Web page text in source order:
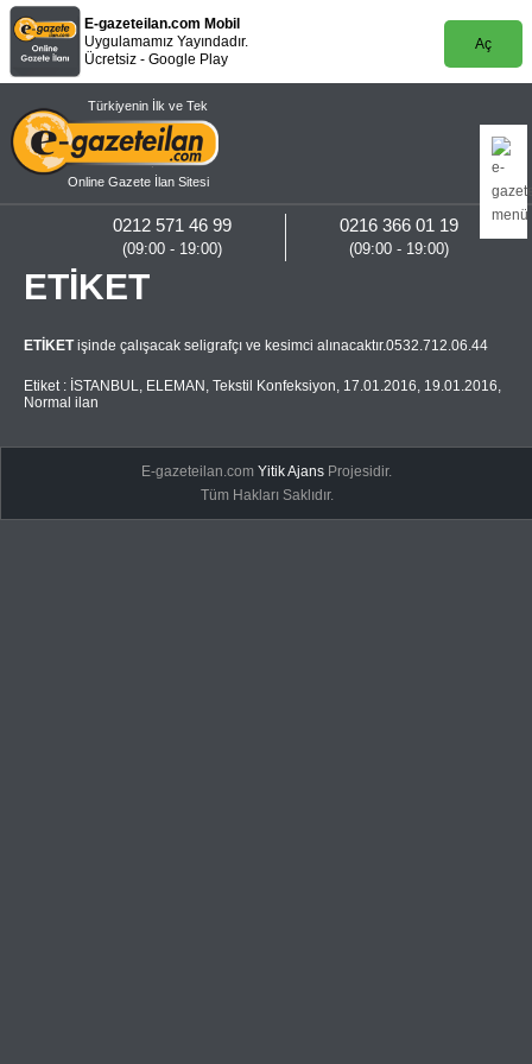
E-gazeteilan.com Mobil
Uygulamamız Yayındadır.
Ücretsiz - Google Play
Aç
Türkiyenin İlk ve Tek
Online Gazete İlan Sitesi
0216 366 01 19
(09:00 - 19:00)
0212 571 46 99
(09:00 - 19:00)
ETİKET
ETİKETişinde çalışacak seligrafçı ve kesimci alınacaktır.0532.712.06.44
Etiket : İSTANBUL, ELEMAN , Tekstil Konfeksiyon, 17.01.2016, 19.01.2016,
Normal ilan
E-gazeteilan.comYitik Ajans Projesidir.
Tüm Hakları Saklıdır.